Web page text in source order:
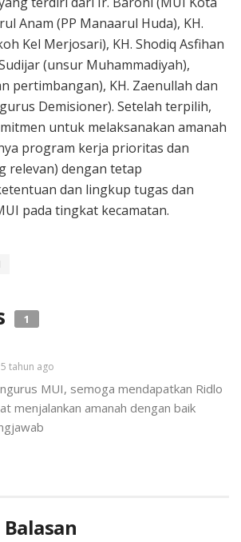
Anam (PP Manaarul Huda), KH.
Kel Merjosari), KH. Shodiq Asfihan
(unsur Muhammadiyah),
pertimbangan), KH. Zaenullah dan
Demisioner). Setelah terpilih,
untuk melaksanakan amanah
program kerja prioritas dan
relevan) dengan tetap
dan lingkup tugas dan
pada tingkat kecamatan.
1
5 tahun ago
MUI, semoga mendapatkan Ridlo
menjalankan amanah dengan baik